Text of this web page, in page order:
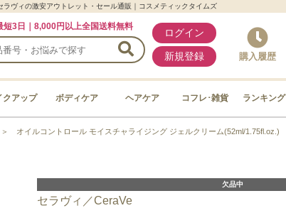
ヴィの激安アウトレット・セール通販｜コスメティックタイムズ
短3日｜8,000円以上全国送料無料
ログイン
新規登録 購入履歴
クアップ ボディケア ヘアケア コフレ･雑貨 ランキング
オイルコントロール モイスチャライジング ジェルクリーム(52ml/1.75fl.oz.)
欠品中
セラヴィ／CeraVe